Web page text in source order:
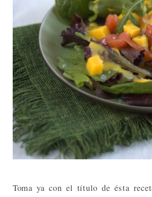
Toma ya con el título de ésta